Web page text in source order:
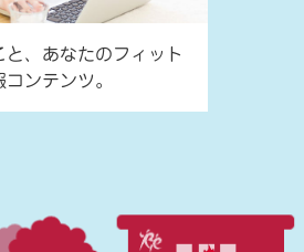
、あなたのフィット
ンテンツ。